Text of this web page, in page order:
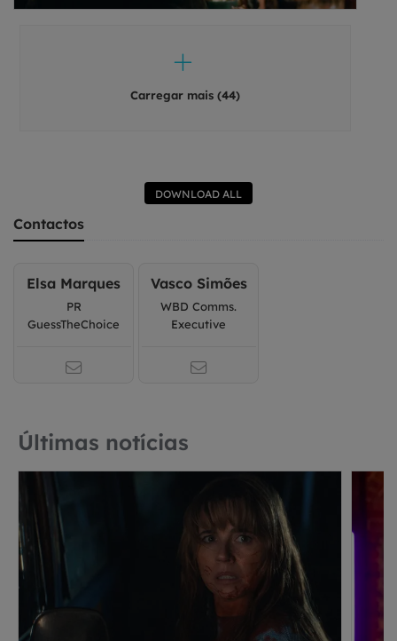
Carregar mais (44)
DOWNLOAD ALL
Contactos
Elsa Marques
PR
GuessTheChoice
Vasco Simões
WBD Comms.
Executive
Últimas notícias